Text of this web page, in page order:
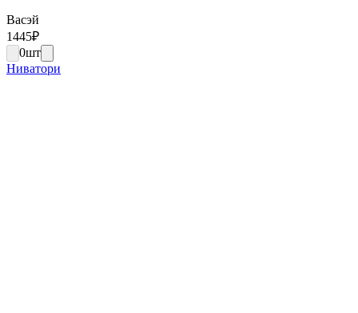
Васэй
1445₽
0шт
Ниватори